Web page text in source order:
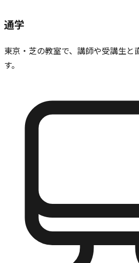
通学
東京・芝の教室で、講師や受講生と
す。